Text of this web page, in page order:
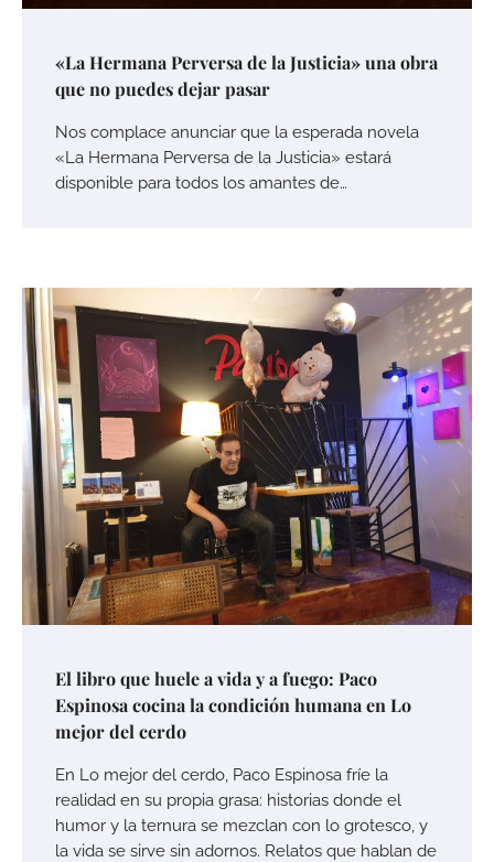
«La Hermana Perversa de la Justicia» una obra
que no puedes dejar pasar
Nos complace anunciar que la esperada novela
«La Hermana Perversa de la Justicia» estará
disponible para todos los amantes de…
El libro que huele a vida y a fuego: Paco
Espinosa cocina la condición humana en Lo
mejor del cerdo
En Lo mejor del cerdo, Paco Espinosa fríe la
realidad en su propia grasa: historias donde el
humor y la ternura se mezclan con lo grotesco, y
la vida se sirve sin adornos. Relatos que hablan de